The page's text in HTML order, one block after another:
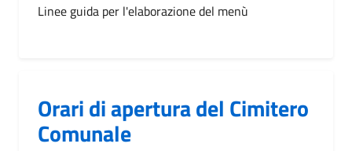
Linee guida per l'elaborazione del menù
Orari di apertura del Cimitero
Comunale